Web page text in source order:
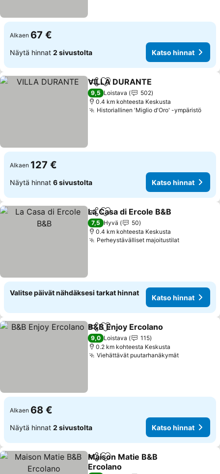
Alkaen 67 €
Näytä hinnat 2 sivustolta Katso hinnat
Jaa Lisää suosikkeihin
VILLA DURANTE
9,5 Loistava
502
0.4 km kohteesta Keskusta
Historiallinen 'Miglio d'Oro' -ympäristö
Alkaen 127 €
Näytä hinnat 6 sivustolta Katso hinnat
Jaa Lisää suosikkeihin
La Casa di Ercole B&B
7,5 Hyvä
50
0.4 km kohteesta Keskusta
Perheystävälliset majoitustilat
Valitse päivät nähdäksesi tarkat hinnat
Katso hinnat
Jaa Lisää suosikkeihin
B&B Enjoy Ercolano
9,0 Loistava
115
0.2 km kohteesta Keskusta
Viehättävät puutarhanäkymät
Alkaen 68 €
Näytä hinnat 2 sivustolta Katso hinnat
Jaa Lisää suosikkeihin
Maison Matie B&B
Ercolano